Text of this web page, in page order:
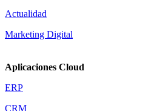
Actualidad
Marketing Digital
Aplicaciones Cloud
ERP
CRM